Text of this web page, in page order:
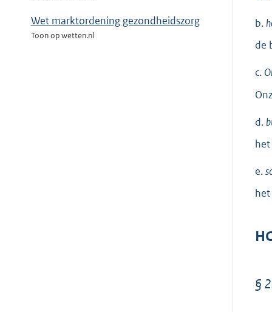
Wet marktordening gezondheidszorg
Toon op wetten.nl
b.
de
c.
d.
e.
§